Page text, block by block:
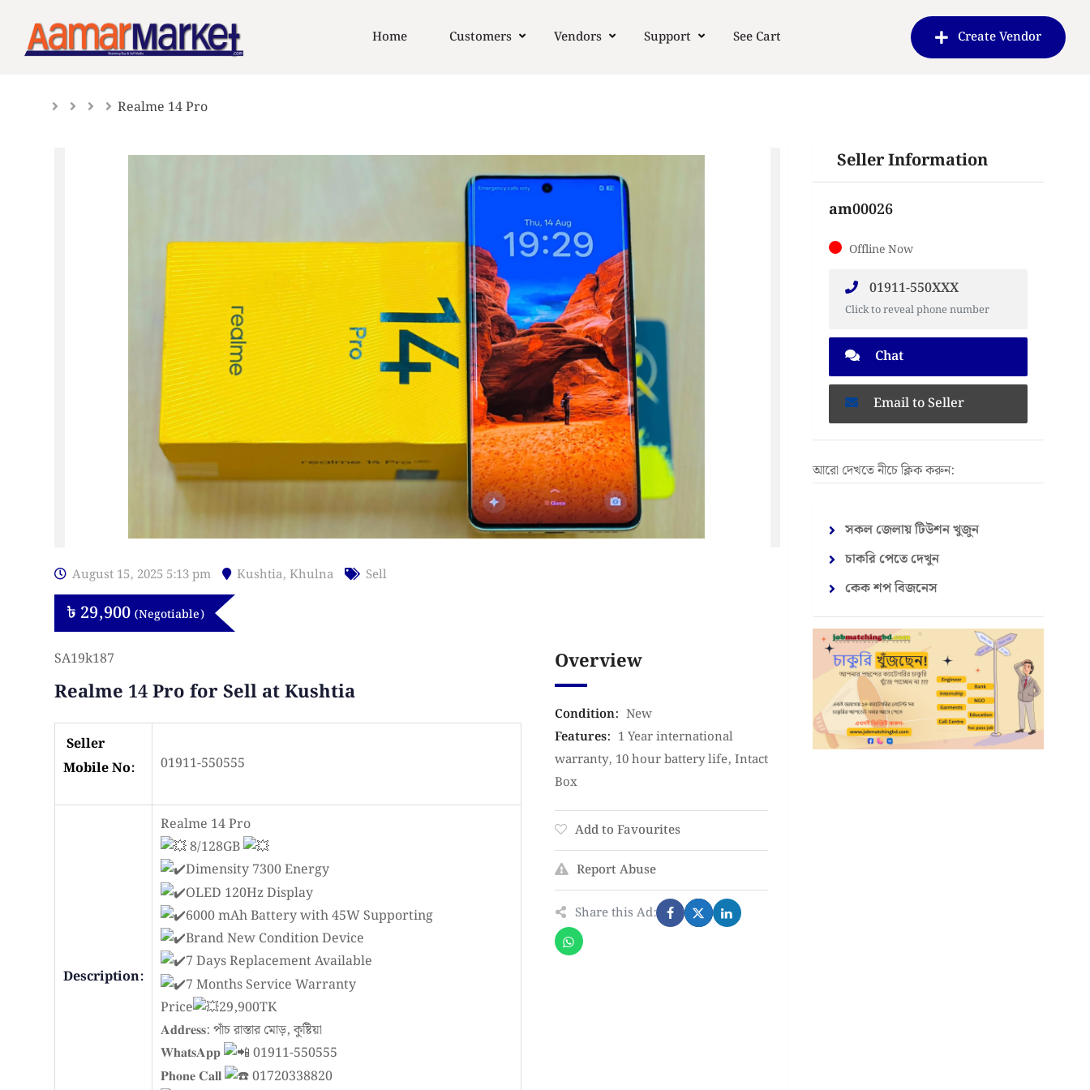
content
Home Customers Vendors Support See Cart Create Vendor
Realme 14 Pro
August 15, 2025 5:13 pm Kushtia, Khulna Sell
৳ 29,900 (Negotiable)
SA19k187
Realme 14 Pro for Sell at Kushtia
Seller
Mobile No:
01911-550555
Description:
Realme 14 Pro
8/128GB
Dimensity 7300 Energy
OLED 120Hz Display
6000 mAh Battery with 45W Supporting
Brand New Condition Device
7 Days Replacement Available
7 Months Service Warranty
Price
29,900TK
𝐀𝐝𝐝𝐫𝐞𝐬𝐬: পাঁচ রাস্তার মোড়, কুষ্টিয়া
𝐖𝐡𝐚𝐭𝐬𝐀𝐩𝐩
01911-550555
𝐏𝐡𝐨𝐧𝐞 𝐂𝐚𝐥𝐥
01720338820
Overview
Condition: New
Features: 1 Year international
warranty, 10 hour battery life, Intact
Box
Add to Favourites
Report Abuse
Share this Ad:
Seller Information
am00026
Offline Now
01911-550XXX
Click to reveal phone number
Chat
Email to Seller
আরো দেখতে নীচে ক্লিক করুন:
সকল জেলায় টিউশন খুজুন
চাকরি পেতে দেখুন
কেক শপ বিজনেস